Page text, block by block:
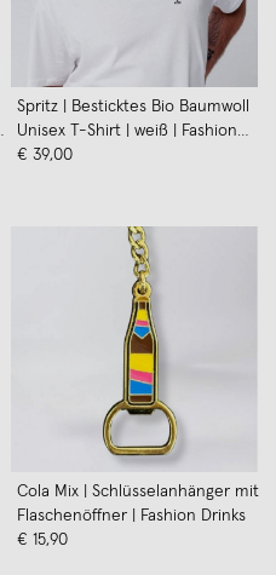
Spritz | Besticktes Bio Baumwoll
Unisex T-Shirt | weiß | Fashion
Drinks
€ 39,00
Cola Mix | Schlüsselanhänger mit
Flaschenöffner | Fashion Drinks
€ 15,90